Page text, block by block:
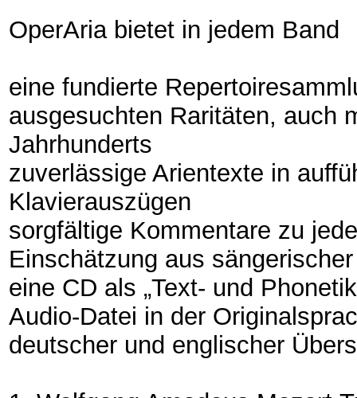
OperAria bietet in jedem Band
eine fundierte
ausgesuchten Raritäten, auch
Jahrhunderts
zuverlässige Arientexte in
Klavierauszügen
sorgfältige Kommentare zu
Einschätzung aus
eine CD als „Text- und
Audio-Datei in der
deutscher und englischer